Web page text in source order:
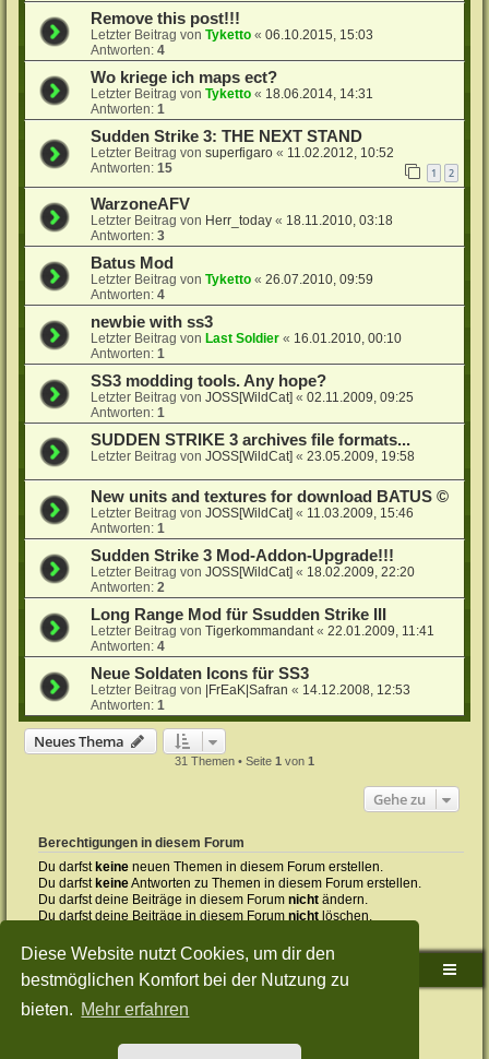
Diese Website nutzt Cookies, um dir den
bestmöglichen Komfort bei der Nutzung zu
bieten. Mehr erfahren
Remove this post!!!
Letzter Beitrag vonTyketto «06.10.2015, 15:03
Antworten:4
Wo kriege ich maps ect?
Letzter Beitrag vonTyketto « 18.06.2014, 14:31
Antworten:1
Sudden Strike 3: THE NEXT STAND
Letzter Beitrag vonsuperfigaro « 11.02.2012, 10:52
Antworten:15 1 2
WarzoneAFV
Letzter Beitrag von Herr_today « 18.11.2010, 03:18
Antworten:3
Batus Mod
Letzter Beitrag vonTyketto «26.07.2010, 09:59
Antworten:4
newbie with ss3
Letzter Beitrag vonLast Soldier « 16.01.2010, 00:10
Antworten:1
SS3 modding tools. Any hope?
Letzter Beitrag vonJOSS[WildCat] «02.11.2009, 09:25
Antworten:1
SUDDEN STRIKE 3 archives file formats...
Letzter Beitrag vonJOSS[WildCat] «23.05.2009, 19:58
New units and textures for download BATUS ©
Letzter Beitrag vonJOSS[WildCat] « 11.03.2009, 15:46
Antworten:1
Sudden Strike 3 Mod-Addon-Upgrade!!!
Letzter Beitrag vonJOSS[WildCat] « 18.02.2009, 22:20
Antworten:2
Long Range Mod für Ssudden Strike III
Letzter Beitrag vonTigerkommandant «22.01.2009, 11:41
Antworten:4
Neue Soldaten Icons für SS3
Letzter Beitrag von |FrEaK|Safran « 14.12.2008, 12:53
Antworten:1
Neues Thema
31 Themen • Seite 1 von 1
Gehe zu
Berechtigungen in diesem Forum
Du darfstkeine neuen Themen in diesem Forum erstellen.
Du darfstkeineAntworten zu Themen in diesem Forum erstellen.
Du darfst deine Beiträge in diesem Forumnicht ändern.
Du darfst deine Beiträge in diesem Forumnicht löschen.
Sudden-Strike-Maps.de Hauptseite Foren-Übersicht
Powered byphpBB® Forum Software © phpBB Limited
Style: Green-Style-Split by Joyce&LunaphpBB-Style-Design